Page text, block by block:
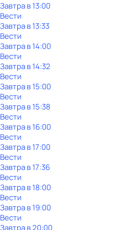
Завтра в 13:00
Вести
Завтра в 13:33
Вести
Завтра в 14:00
Вести
Завтра в 14:32
Вести
Завтра в 15:00
Вести
Завтра в 15:38
Вести
Завтра в 16:00
Вести
Завтра в 17:00
Вести
Завтра в 17:36
Вести
Завтра в 18:00
Вести
Завтра в 19:00
Вести
Завтра в 20:00